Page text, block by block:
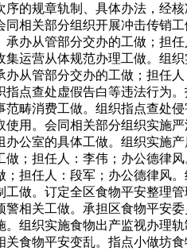
的规章轨制、具体办法，经
相关部分组织开展冲击传销
承办从管部分交办的工做；担
运营从体规范办理工做。组
从管部分交办的工做；担任
点查处虚假告白等违法行为
畴消费工做。组织指点查处
用。会同相关部分组织实施
公室的具体工做。组织实施
做；担任人：李伟；办公德律
担任人：段军；办公德律风
做。订定全区食物平安整理
相关工做。承担区食物平安
。组织实施食物出产监视办理
食物平安变乱。指点小做坊